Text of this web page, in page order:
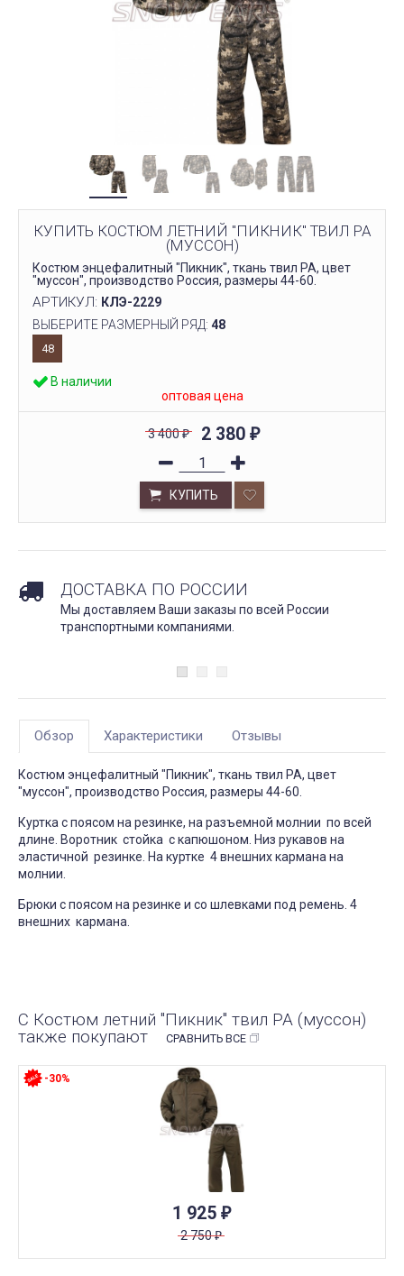
КУПИТЬ КОСТЮМ ЛЕТНИЙ "ПИКНИК" ТВИЛ РА
(МУССОН)
Костюм энцефалитный "Пикник", ткань твил РА, цвет
"муссон", производство Россия, размеры 44-60.
АРТИКУЛ: КЛЭ-2229
ВЫБЕРИТЕ РАЗМЕРНЫЙ РЯД: 48
48
В наличии
оптовая цена
3 400₽ 2 380 ₽
КУПИТЬ
ДОСТАВКА ПО РОССИИ
Мы доставляем Ваши заказы по всей России
транспортными компаниями.
Обзор Характеристики Отзывы
Костюм энцефалитный "Пикник", ткань твил РА, цвет
"муссон", производство Россия, размеры 44-60.
Куртка с поясом на резинке, на разъемной молнии по всей
длине. Воротник стойка с капюшоном. Низ рукавов на
эластичной резинке. На куртке 4 внешних кармана на
молнии.
Брюки с поясом на резинке и со шлевками под ремень. 4
внешних кармана.
С Костюм летний "Пикник" твил РА (муссон)
также покупают
СРАВНИТЬ ВСЕ
1 925 ₽
2 750₽
-30%